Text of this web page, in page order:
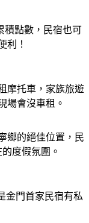
積點數， 民宿也可
利！
摩托車，家族旅遊
場會沒車租。
鄉的絕佳位置，民
度假氛圍。
金門首家民宿有私